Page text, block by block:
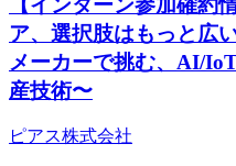
ア、選択肢はもっと広
メーカーで挑む、AI/
産技術〜
ピアス株式会社